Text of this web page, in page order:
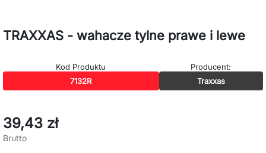
TRAXXAS - wahacze tylne prawe i lewe
Kod Produktu
7132R
Producent:
Traxxas
39,43 zł
Brutto